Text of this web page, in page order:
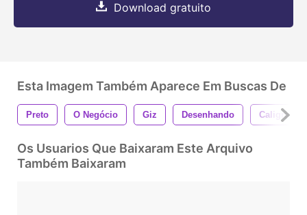
Download gratuito
Esta Imagem Também Aparece Em Buscas De
Preto O Negócio Giz Desenhando Caligrafia
Os Usuarios Que Baixaram Este Arquivo
Também Baixaram